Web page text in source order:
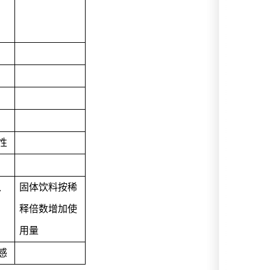
固体饮料按稀
释倍数增加使
用量